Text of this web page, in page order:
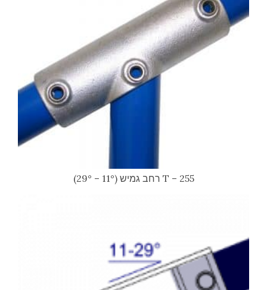
255 – T רחב גמיש (11° – 29°)